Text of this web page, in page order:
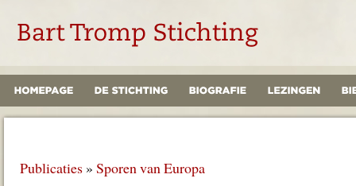
Publicaties » Sporen van Europa